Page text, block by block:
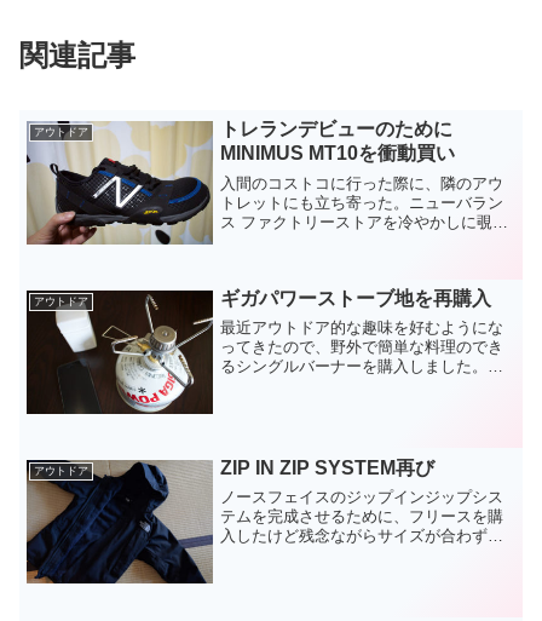
関連記事
アウトドア
トレランデビューのために
MINIMUS MT10を衝動買い
入間のコストコに行った際に、隣のアウ
トレットにも立ち寄った。ニューバラン
ス ファクトリーストアを冷やかしに覗い
し、少し頭を冷やし...
アウトドア ギガパワーストーブ地を再購入
最近アウトドア的な趣味を好むようにな
ってきたので、野外で簡単な料理のでき
るシングルバーナーを購入しました。ト
アウトドア ZIP IN ZIP SYSTEM再び
ノースフェイスのジップインジップシス
テムを完成させるために、フリースを購
入したけど残念ながらサイズが合わず